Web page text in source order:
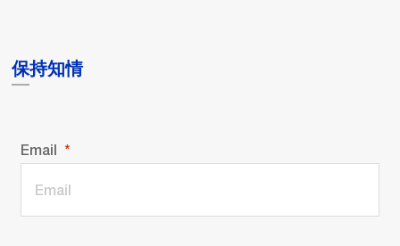
保持知情
Email